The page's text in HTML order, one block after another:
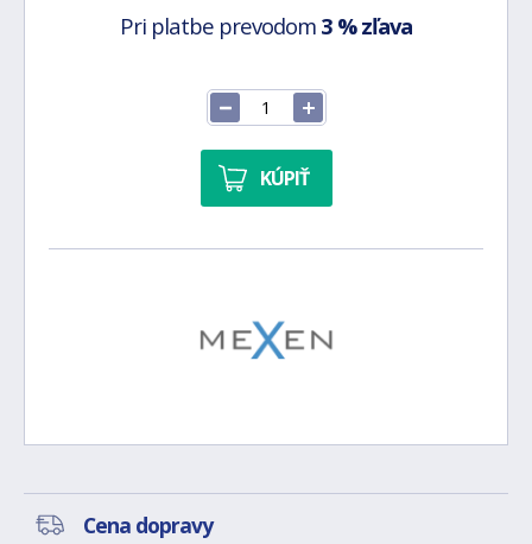
Pri platbe prevodom 3 % zľava
KÚPIŤ
Cena dopravy